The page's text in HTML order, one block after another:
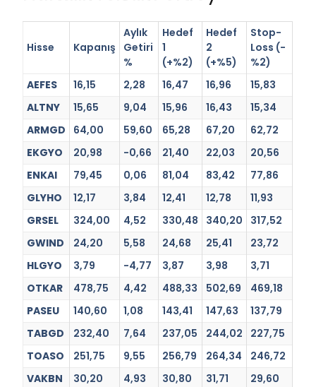
Hisse Kapanış
Aylık
Getiri
%
Hedef
1
(+%2)
Hedef
2
(+%5)
Stop-
Loss (-
%2)
AEFES
16,15 2,28 16,47 16,96
15,83
ALTNY
15,65 9,04 15,96 16,43
15,34
ARMGD
64,00 59,60 65,28 67,20
62,72
EKGYO
20,98 -0,66 21,40 22,03
20,56
ENKAI
79,45 0,06 81,04 83,42
77,86
GLYHO
12,17 3,84 12,41 12,78
11,93
GRSEL
324,00 4,52 330,48 340,20
317,52
GWIND
24,20 5,58 24,68 25,41
23,72
HLGYO
3,79 -4,77 3,87 3,98
3,71
OTKAR
478,75 4,42 488,33 502,69
469,18
PASEU
140,60 1,08 143,41 147,63
137,79
TABGD
232,40 7,64 237,05 244,02
227,75
TOASO
251,75 9,55 256,79 264,34
246,72
VAKBN
30,20 4,93 30,80 31,71
29,60